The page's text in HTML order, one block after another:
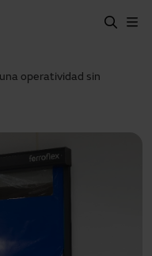
operatividad sin